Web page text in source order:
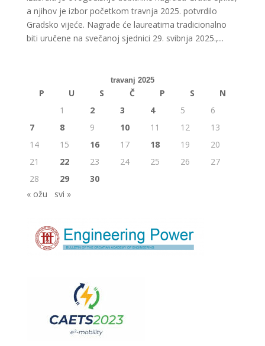
a njihov je izbor početkom travnja 2025. potvrdilo
Gradsko vijeće. Nagrade će laureatima tradicionalno
biti uručene na svečanoj sjednici 29. svibnja 2025.,...
travanj 2025
P U S Č P S
N
1
2 3 4 5
6
7
8 9 10 11 12
13
14
15 16 17 18 19
20
21
22 23 24 25 26
27
28
29
30
« ožu
svi »